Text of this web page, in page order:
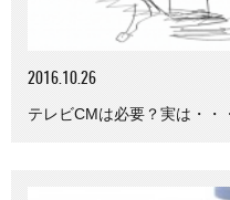
2016.10.26
テレビCMは必要？実は・・